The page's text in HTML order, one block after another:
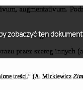
zobaczyć ten dokument